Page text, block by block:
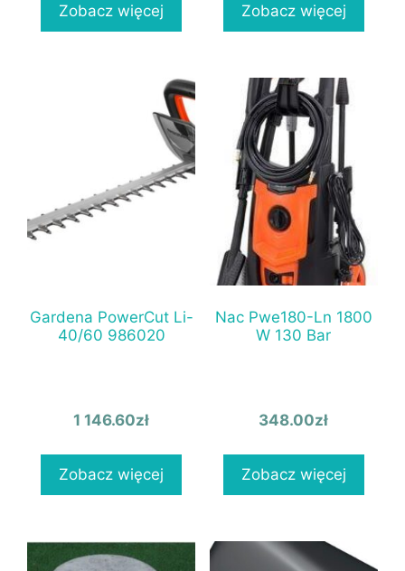
Zobacz więcej Zobacz więcej
Gardena PowerCut Li-
40/60 986020
1 146.60zł
Zobacz więcej
Nac Pwe180-Ln 1800
W 130 Bar
348.00zł
Zobacz więcej